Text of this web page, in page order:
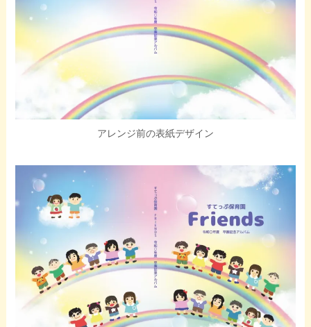
アレンジ前の表紙デザイン